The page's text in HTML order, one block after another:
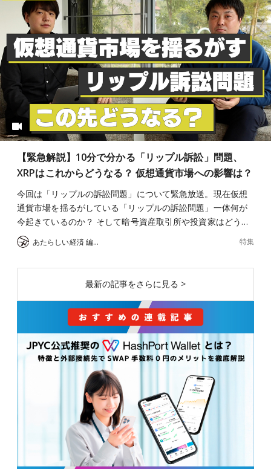
【緊急解説】10分で分かる「リップル訴訟」問題、
XRPはこれからどうなる？ 仮想通貨市場への影響は？
今回は「リップルの訴訟問題」について緊急放送。現在仮想
通貨市場を揺るがしている「リップルの訴訟問題」一体何が
今起きているのか？ そして暗号資産取引所や投資家はどう…
あたらしい経済 編集部 特集
最新の記事をさらに見る >